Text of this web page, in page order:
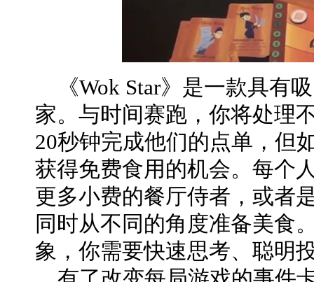
《Wok Star》是一款具有
家。与时间赛跑，你将处理
20秒钟完成他们的点单，但
获得免费食用的机会。每个
更多小费的餐厅侍者，或者
同时从不同的角度准备美食
象，你需要快速思考、聪明